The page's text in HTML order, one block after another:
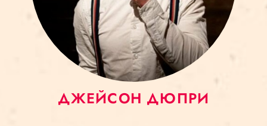
ДЖЕЙСОН ДЮПРИ